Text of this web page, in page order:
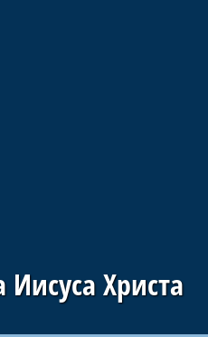
Иисуса Христа